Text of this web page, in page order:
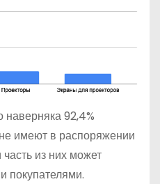
92,4%
имеют в распоряжении
из них может
покупателями.